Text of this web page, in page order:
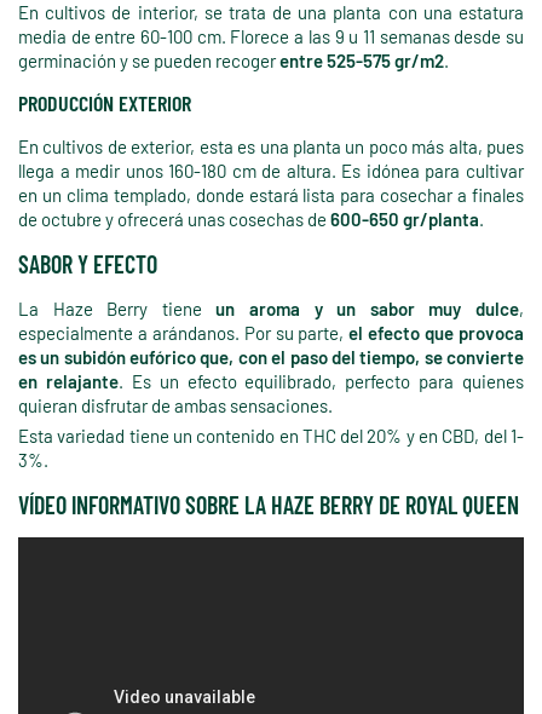
En cultivos de interior, se trata de una planta con una estatura
media de entre 60-100 cm. Florece a las 9 u 11 semanas desde su
germinación y se pueden recogerentre 525-575 gr/m2.
PRODUCCIÓN EXTERIOR
En cultivos de exterior, esta es una planta un poco más alta, pues
llega a medir unos 160-180 cm de altura. Es idónea para cultivar
en un clima templado, donde estará lista para cosechar a finales
de octubre y ofrecerá unas cosechas de 600-650 gr/planta.
SABOR Y EFECTO
La Haze Berry tieneun aroma y un sabor muy dulce,
especialmente a arándanos. Por su parte,el efecto que provoca
es un subidón eufórico que, con el paso del tiempo, se convierte
en relajante. Es un efecto equilibrado, perfecto para quienes
quieran disfrutar de ambas sensaciones.
Esta variedad tiene un contenido en THC del 20% y en CBD, del 1-
3%.
VÍDEO INFORMATIVO SOBRE LA HAZE BERRY DE ROYAL QUEEN